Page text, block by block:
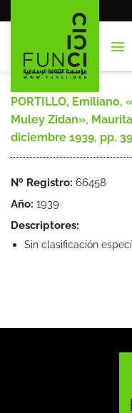
al
PORTILLO,
Muley Zidan»,
diciembre 1939, pp.
Nº Registro: 66458
Año: 1939
Descriptores:
Sin clasificación